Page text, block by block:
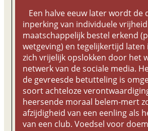
Een halve eeuw later wordt de
inperking van individuele
maatschappelijk bestel erkend
wetgeving) en tegelijkertijd laten
zich vrijelijk opslokken door het
netwerk van de sociale media.
de gevreesde betutteling is
soort achteloze
heersende moraal belem-mert
afzijdigheid van een eenling als
van een club. Voedsel voor